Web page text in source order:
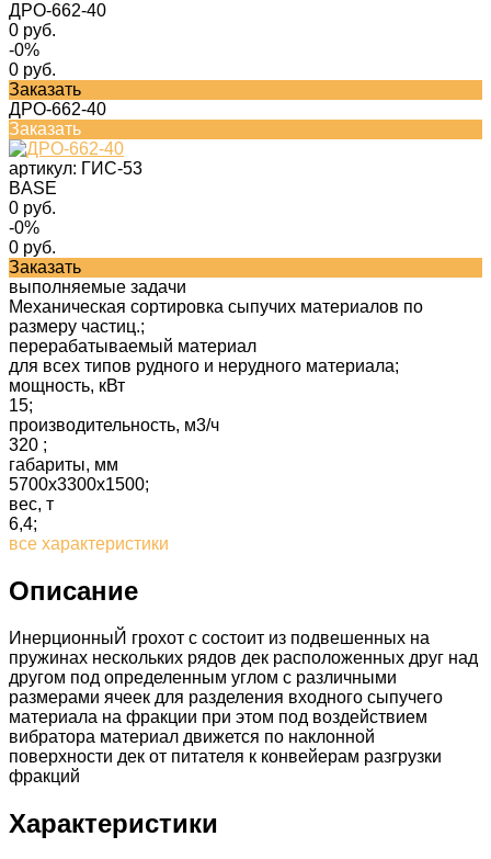
ДРО-662-40
0 руб.
-0%
0 руб.
Заказать
ДРО-662-40
Заказать
артикул: ГИС-53
BASE
0 руб.
-0%
0 руб.
Заказать
выполняемые задачи
Механическая сортировка сыпучих материалов по
размеру частиц.;
перерабатываемый материал
для всех типов рудного и нерудного материала;
мощность, кВт
15;
производительность, м3/ч
320 ;
габариты, мм
5700х3300х1500;
вес, т
6,4;
все характеристики
Описание
ИнерционныЙ грохот с состоит из подвешенных на
пружинах нескольких рядов дек расположенных друг над
другом под определенным углом с различными
размерами ячеек для разделения входного сыпучего
материала на фракции при этом под воздействием
вибратора материал движется по наклонной
поверхности дек от питателя к конвейерам разгрузки
фракций
Характеристики